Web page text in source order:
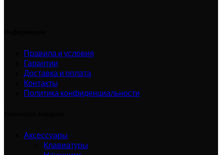
Правила и условия
Гарантии
Доставка и оплата
Контакты
Политика конфиденциальности
Аксессуары
Клавиатуры